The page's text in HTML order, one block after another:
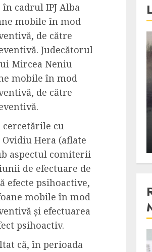
cadrul IPJ Alba
mobile în mod
de către
Judecătorul
Mircea Neniu
mobile în mod
de către
cercetările cu
Hera (aflate
aspectul comiterii
de efectuare de
efecte psihoactive,
mobile în mod
și efectuarea
psihoactiv.
că, în perioada
ar putea contribui
ea la evaporarea apei in
ALEXANDRU S. DECEMBER 27, 2023
read